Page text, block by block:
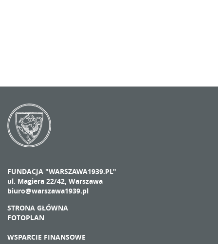
FUNDACJA "WARSZAWA1939.PL"
ul. Magiera 22/42, Warszawa
biuro@warszawa1939.pl
STRONA GŁÓWNA
FOTOPLAN
WSPARCIE FINANSOWE